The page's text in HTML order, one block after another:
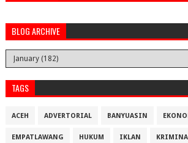
BLOG ARCHIVE
TAGS
ACEH ADVERTORIAL BANYUASIN
EMPATLAWANG HUKUM IKLAN